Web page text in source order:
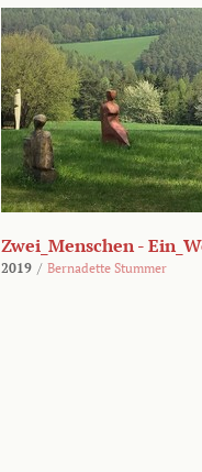
Zwei_Menschen -
2019 / Bernadette Stummer